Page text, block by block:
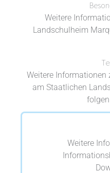
Weitere
Landschulheim
Weitere Informationen
am Staatlichen
Weitere